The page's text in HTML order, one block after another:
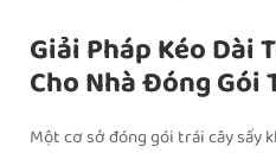
Giải Pháp Kéo Dài
Cho Nhà Đóng Gói
Một cơ sở đóng gói trái cây sấy